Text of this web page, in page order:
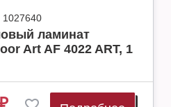
1027640
ламинат
Art AF 4022 ART, 1